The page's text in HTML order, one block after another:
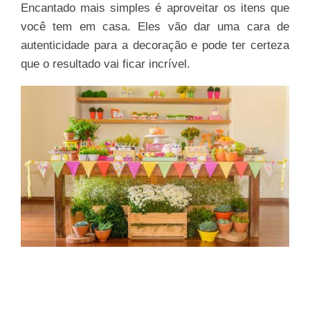
Encantado mais simples é aproveitar os itens que
você tem em casa. Eles vão dar uma cara de
autenticidade para a decoração e pode ter certeza
que o resultado vai ficar incrível.